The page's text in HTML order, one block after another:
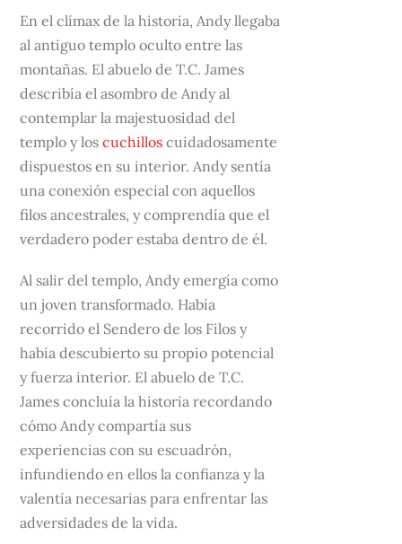
En el clímax de la historia, Andy llegaba
al antiguo templo oculto entre las
montañas. El abuelo de T.C. James
describía el asombro de Andy al
contemplar la majestuosidad del
templo y loscuchillos cuidadosamente
dispuestos en su interior. Andy sentía
una conexión especial con aquellos
filos ancestrales, y comprendía que el
verdadero poder estaba dentro de él.
Al salir del templo, Andy emergía como
un joven transformado. Había
recorrido el Sendero de los Filos y
había descubierto su propio potencial
y fuerza interior. El abuelo de T.C.
James concluía la historia recordando
cómo Andy compartía sus
experiencias con su escuadrón,
infundiendo en ellos la confianza y la
valentía necesarias para enfrentar las
adversidades de la vida.